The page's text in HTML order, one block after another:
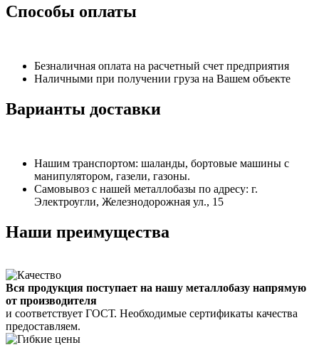
Способы оплаты
Безналичная оплата на расчетный счет предприятия
Наличными при получении груза на Вашем объекте
Варианты доставки
Нашим транспортом: шаланды, бортовые машины с
манипулятором, газели, газоны.
Самовывоз с нашей металлобазы по адресу: г.
Электроугли, Железнодорожная ул., 15
Наши преимущества
Вся продукция поступает на нашу металлобазу напрямую
от производителя
и соответствует ГОСТ. Необходимые сертификаты качества
предоставляем.